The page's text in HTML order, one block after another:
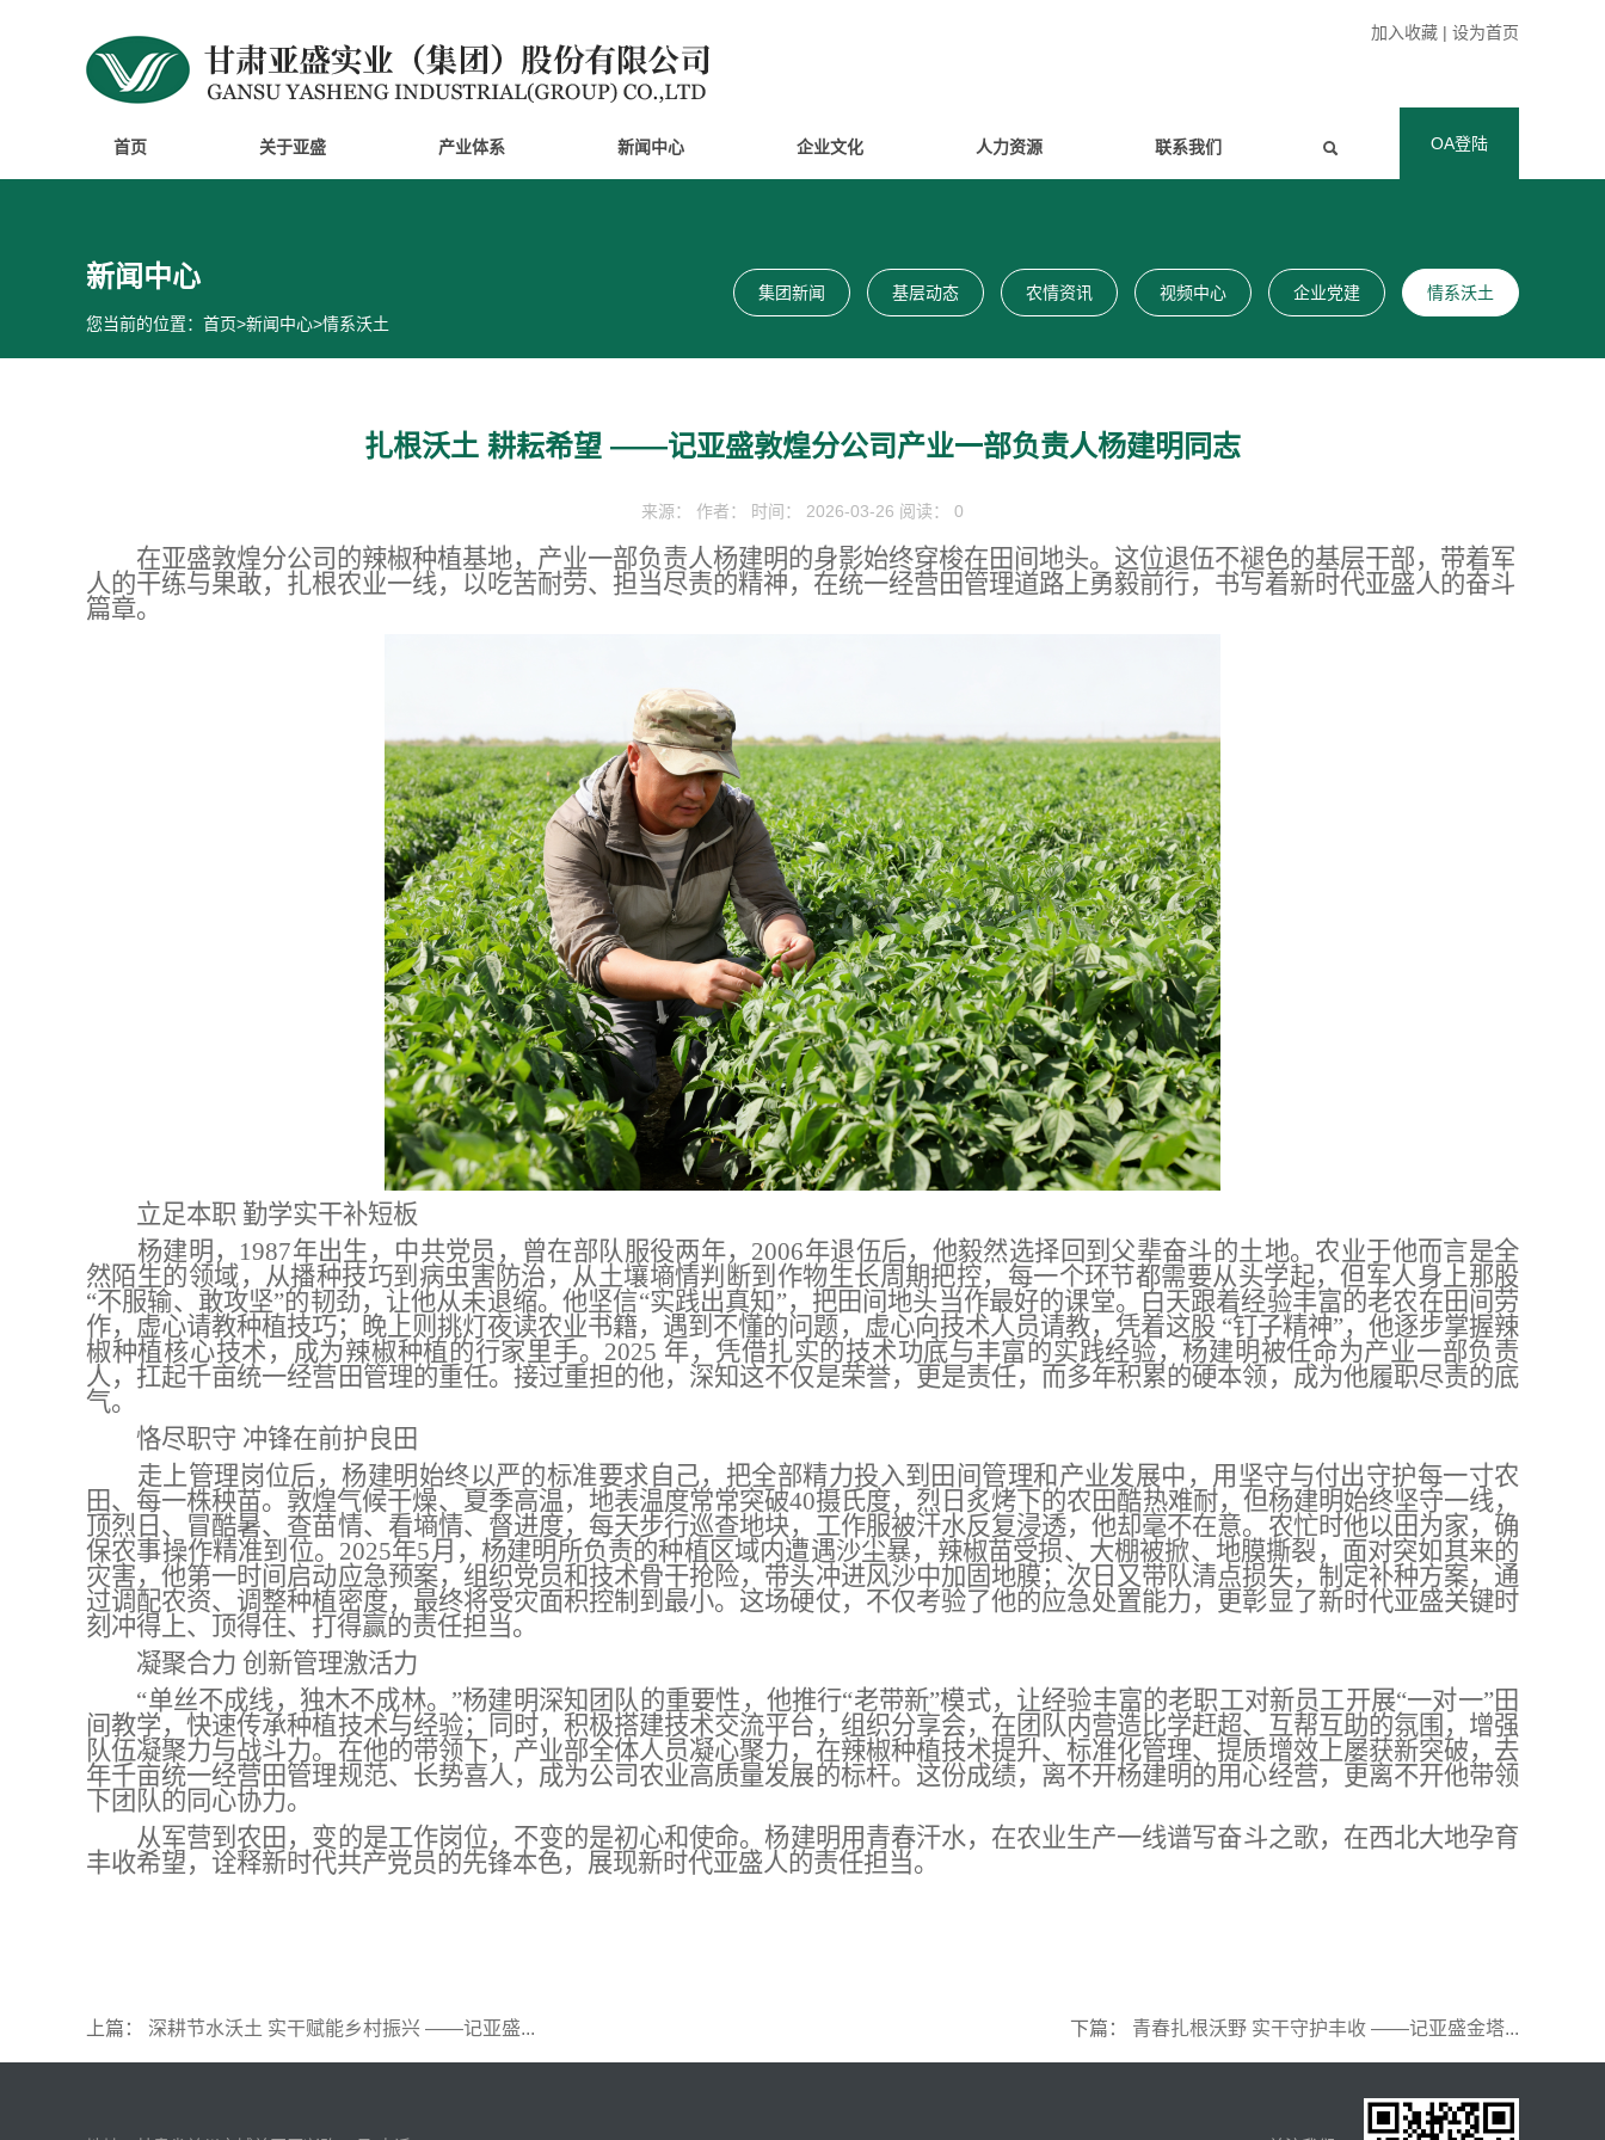
首页 关于亚盛 产业体系 新闻中心 企业文化 人力资源 联系我们 OA登陆
加入收藏 | 设为首页
新闻中心
您当前的位置： 首页>新闻中心>情系沃土
集团新闻 基层动态 农情资讯 视频中心 企业党建 情系沃土
扎根沃土 耕耘希望 ——记亚盛敦煌分公司产业一部负责人杨建明同志
来源： 作者： 时间： 2026-03-26 阅读： 0
在亚盛敦煌分公司 的辣椒种植基地，产业一部负责人杨建明的身影始终穿梭在田间地头。 这位退伍不褪色的基层干部，带着军
人的干练与果敢，扎根农业一线，以吃苦耐劳、担当尽责的精神，在统一经营田管理道路上勇毅前行，书写着新时代亚盛人的奋斗
篇章。
立足本职 勤学实干补短板
杨建明， 1987年出生，中共党员，曾在部队服役两年，2006年退伍后，他毅然选择回到父辈奋斗的土地。农业于他而言是全
然陌生的领域，从播种技巧到病虫害防治，从土壤墒情判断到作物生长周期把控，每一个环节都需要从头学起，但军人身上那股
“不服输、敢攻坚”的韧劲，让他从未退缩。他坚信“实践出真知”，把田间地头当作最好的课堂。白天跟着经验丰富的老农在田间劳
作，虚心请教种植技巧；晚上则挑灯夜读农业书籍，遇到不懂的问题，虚心向技术人员请教，凭着这股 “钉子精神”，他逐步掌握辣
椒种植核心技术，成为辣椒种植的行家里手。2025 年，凭借扎实的技术功底与丰富的实践经验，杨建明被任命为产业一部负责
人，扛起千亩统一经营田管理的重任。接过重担的他，深知这不仅是荣誉，更是责任，而多年积累的硬本领，成为他履职尽责的底
气。
恪尽职守 冲锋在前护良田
走上管理岗位后，杨建明始终以严的标准要求自己，把全部精力投入到田间管理和产业发展中，用坚守与付出守护每一寸农
田、每一株秧苗。敦煌气候干燥、夏季高温，地表温度常常突破40摄氏度，烈日炙烤下的农田酷热难耐，但杨建明始终坚守一线，
顶烈日、冒酷暑、查苗情、看墒情、督进度，每天步行巡查地块，工作服被汗水反复浸透，他却毫不在意。农忙时他以田为家，确
保农事操作精准到位。2025年5月，杨建明所负责的种植区域内遭遇沙尘暴，辣椒苗受损、大棚被掀、地膜撕裂，面对突如其来的
灾害，他第一时间启动应急预案，组织党员和技术骨干抢险，带头冲进风沙中加固地膜；次日又带队清点损失，制定补种方案，通
过调配农资、调整种植密度，最终将受灾面积控制到最小。这场硬仗，不仅考验了他的应急处置能力，更彰显了新时代亚盛关键时
刻冲得上、顶得住、打得赢的责任担当。
凝聚合力 创新管理激活力
“单丝不成线，独木不成林。”杨建明深知团队的重要性，他推行“老带新”模式，让经验丰富的老职工对新员工开展“一对一”田
间教学，快速传承种植技术与经验；同时，积极搭建技术交流平台，组织分享会，在团队内营造比学赶超、互帮互助的氛围，增强
队伍凝聚力与战斗力。在他的带领下，产业部全体人员凝心聚力，在辣椒种植技术提升、标准化管理、提质增效上屡获新突破，去
年千亩统一经营田管理规范、长势喜人，成为公司农业高质量发展的标杆。这份成绩，离不开杨建明的用心经营，更离不开他带领
下团队的同心协力。
从军营到农田，变的是工作岗位，不变的是初心和使命。杨建明用青春汗水，在农业生产一线谱写奋斗之歌， 在西北大地孕育
丰收希望，诠释新时代共产党员的先锋本色，展现新时代亚盛人的责任担当。
上篇： 深耕节水沃土 实干赋能乡村振兴 ——记亚盛... 下篇： 青春扎根沃野 实干守护丰收 ——记亚盛金塔...